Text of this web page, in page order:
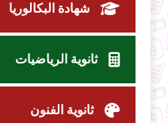
شهادة البكالوريا
ثانوية الرياضيات
ثانوية الفنون